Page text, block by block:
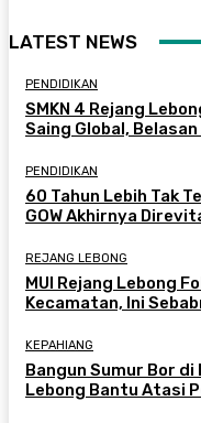
LATEST NEWS
PENDIDIKAN
SMKN 4 Rejang
Saing Global,
PENDIDIKAN
60 Tahun Lebih Tak
GOW Akhirnya
REJANG LEBONG
MUI Rejang Lebong
Kecamatan, Ini
KEPAHIANG
Bangun Sumur Bor
Lebong Bantu Atasi